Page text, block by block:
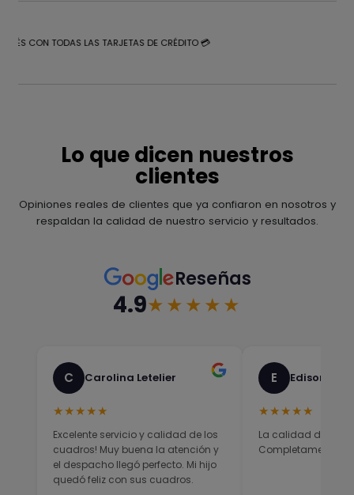
CON TODAS LAS TARJETAS DE CRÉDITO 💳
Lo que dicen nuestros
clientes
Opiniones reales de clientes que ya confiaron en nosotros y
respaldan la calidad de nuestro servicio y resultados.
Reseñas
4.9★★★★★
C Carolina Letelier
★★★★★
Excelente servicio y calidad de los
cuadros! Muy buena la atención y
el despacho llegó perfecto. Mi hijo
quedó feliz con sus cuadros.
E Edison
★★★★★
La calidad del
Completamente